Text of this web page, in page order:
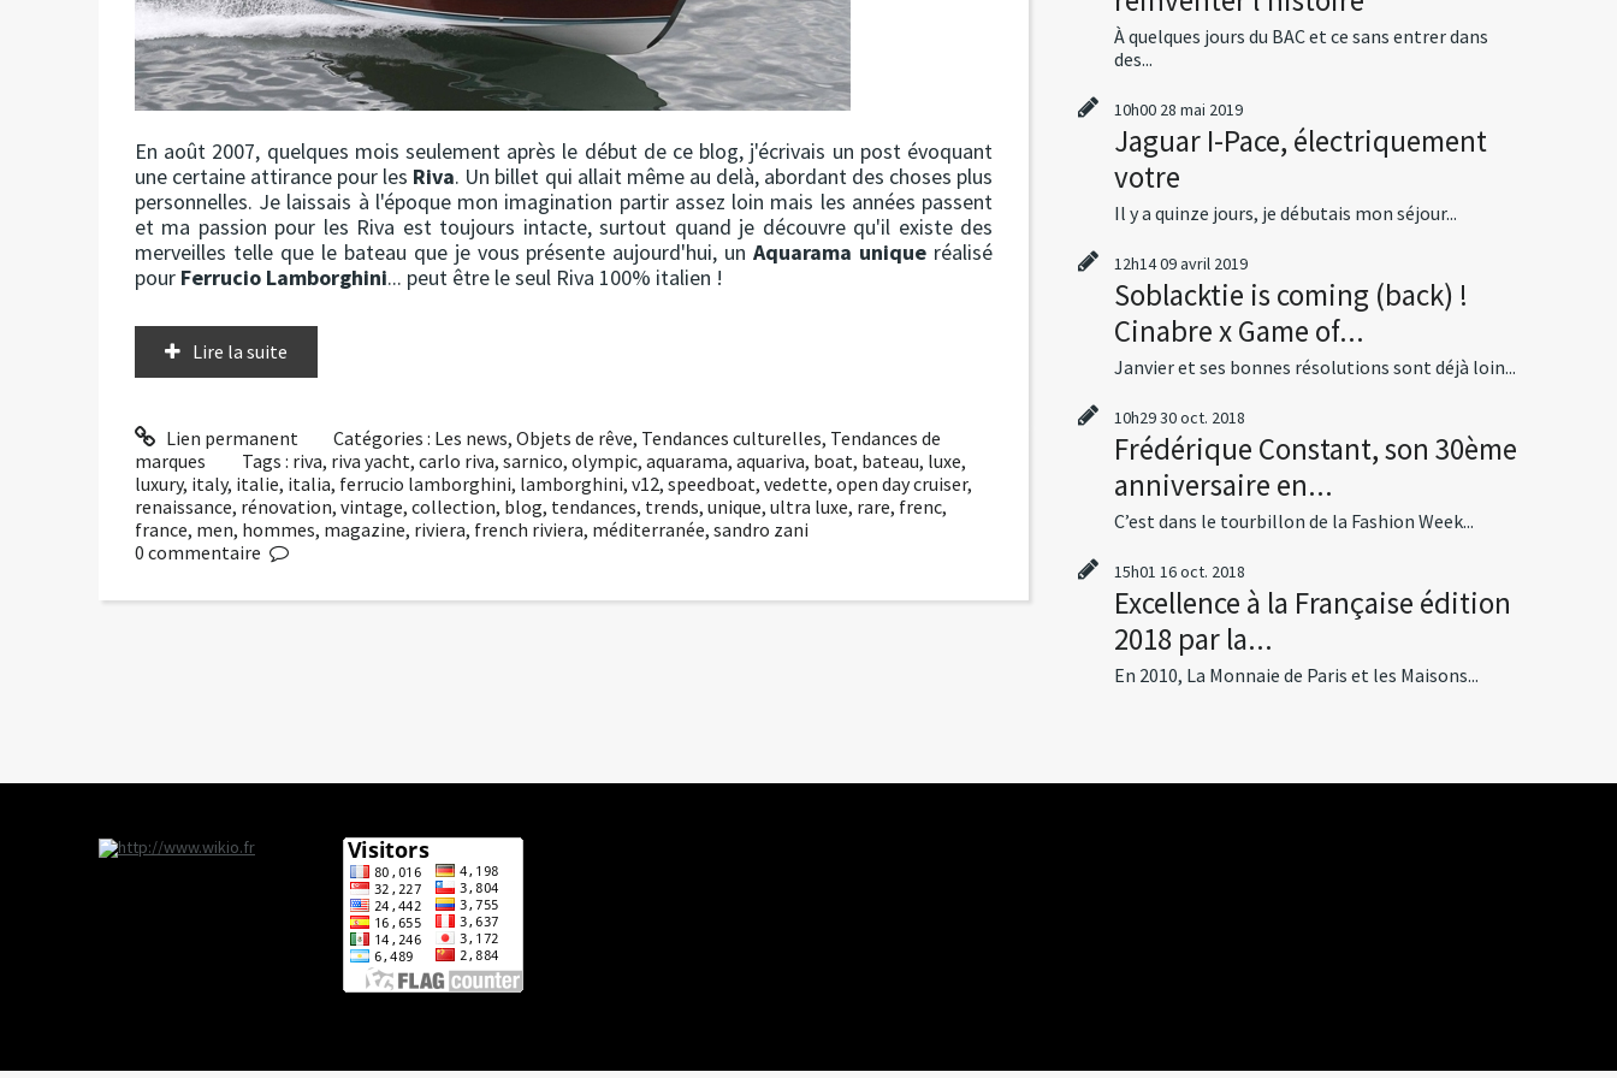
En août 2007, quelques mois seulement après le début de ce blog, j'écrivais un post évoquant
une certaine attirance pour les Riva. Un billet qui allait même au delà, abordant des choses plus
personnelles. Je laissais à l'époque mon imagination partir assez loin mais les années passent
et ma passion pour les Riva est toujours intacte, surtout quand je découvre qu'il existe des
merveilles telle que le bateau que je vous présente aujourd'hui, unAquarama unique réalisé
pour Ferrucio Lamborghini... peut être le seul Riva 100% italien !
Lire la suite
Lien permanent Catégories : Les news,Objets de rêve, Tendances culturelles, Tendances de
marques
Tags : riva, riva yacht, carlo riva, sarnico, olympic, aquarama, aquariva, boat, bateau, luxe,
luxury, italy, italie, italia, ferrucio lamborghini, lamborghini, v12, speedboat, vedette, open day cruiser,
renaissance, rénovation, vintage, collection, blog, tendances, trends, unique, ultra luxe, rare, frenc,
france, men, hommes, magazine, riviera, french riviera, méditerranée, sandro zani
0 commentaire
À quelques jours du BAC et ce sans entrer dans
des...
10h00 28 mai 2019
Jaguar I-Pace, électriquement
votre
Il y a quinze jours, je débutais mon séjour...
12h1409avril 2019
Soblacktie is coming (back) !
Cinabre x Game of...
Janvier et ses bonnes résolutions sont déjà loin...
10h2930oct. 2018
Frédérique Constant, son 30ème
anniversaire en...
C’est dans le tourbillon de la Fashion Week...
15h01 16oct. 2018
Excellence à la Française édition
2018 par la...
En 2010, La Monnaie de Paris et les Maisons...